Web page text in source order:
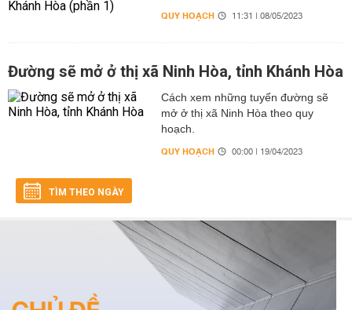
QUY HOẠCH 11:31 | 08/05/2023
Đường sẽ mở ở thị xã Ninh Hòa, tỉnh Khánh Hòa
Cách xem những tuyến đường sẽ
mở ở thị xã Ninh Hòa theo quy
hoạch.
QUY HOẠCH 00:00 | 19/04/2023
TÌM THEO NGÀY